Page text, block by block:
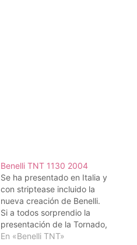
Benelli TNT 1130 2004
Se ha presentado en Italia y
con striptease incluido la
nueva creación de Benelli.
Si a todos sorprendio la
presentación de la Tornado,
en esta ocasión la marca
En «Benelli TNT»